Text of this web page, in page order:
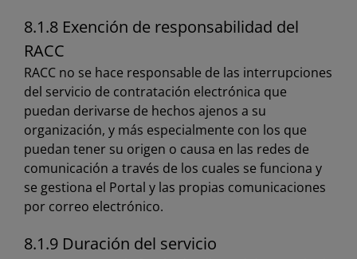
8.1.8 Exención de responsabilidad del
RACC
RACC no se hace responsable de las interrupciones
del servicio de contratación electrónica que
puedan derivarse de hechos ajenos a su
organización, y más especialmente con los que
puedan tener su origen o causa en las redes de
comunicación a través de los cuales se funciona y
se gestiona el Portal y las propias comunicaciones
por correo electrónico.
8.1.9 Duración del servicio